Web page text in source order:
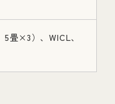
畳×3）、WICL、